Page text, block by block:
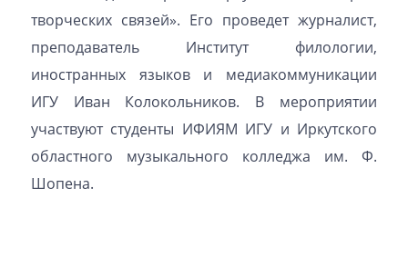
творческих связей». Его проведет журналист,
преподаватель Институт филологии,
иностранных языков и медиакоммуникации
ИГУ Иван Колокольников. В мероприятии
участвуют студенты ИФИЯМ ИГУ и Иркутского
областного музыкального колледжа им. Ф.
Шопена.